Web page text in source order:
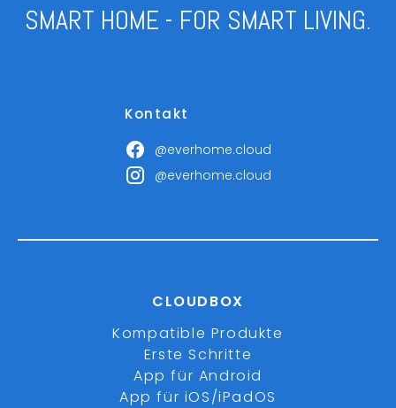
SMART HOME - FOR SMART LIVING.
Kontakt
@everhome.cloud
@everhome.cloud
CLOUDBOX
Kompatible Produkte
Erste Schritte
App für Android
App für iOS/iPadOS